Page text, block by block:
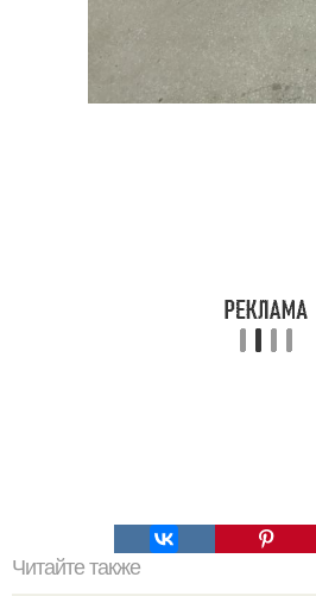
Читайте также